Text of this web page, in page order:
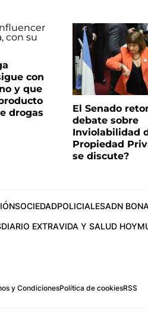
con
y que
drogas
El Senado
debate sobre
Inviolabilidad
Propiedad
se discute?
SOCIEDADPOLICIALESADN
DIARIO EXTRAVIDA Y SALUD HOY
y CondicionesPolítica de cookiesRSS